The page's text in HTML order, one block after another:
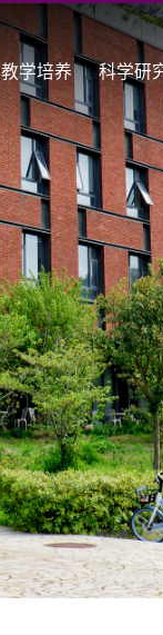
教学培养 科学研